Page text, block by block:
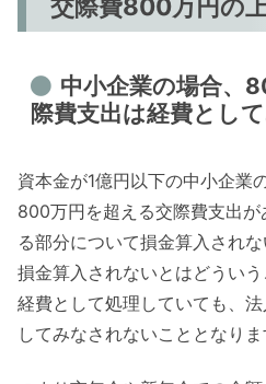
中小企業の場合、
際費支出は経費とし
資本金が1億円以下の中小企業
800万円を超える交際費支出が
る部分について損金算入されな
損金算入されないとはどうい
経費として処理していても、
してみなされないこととなりま